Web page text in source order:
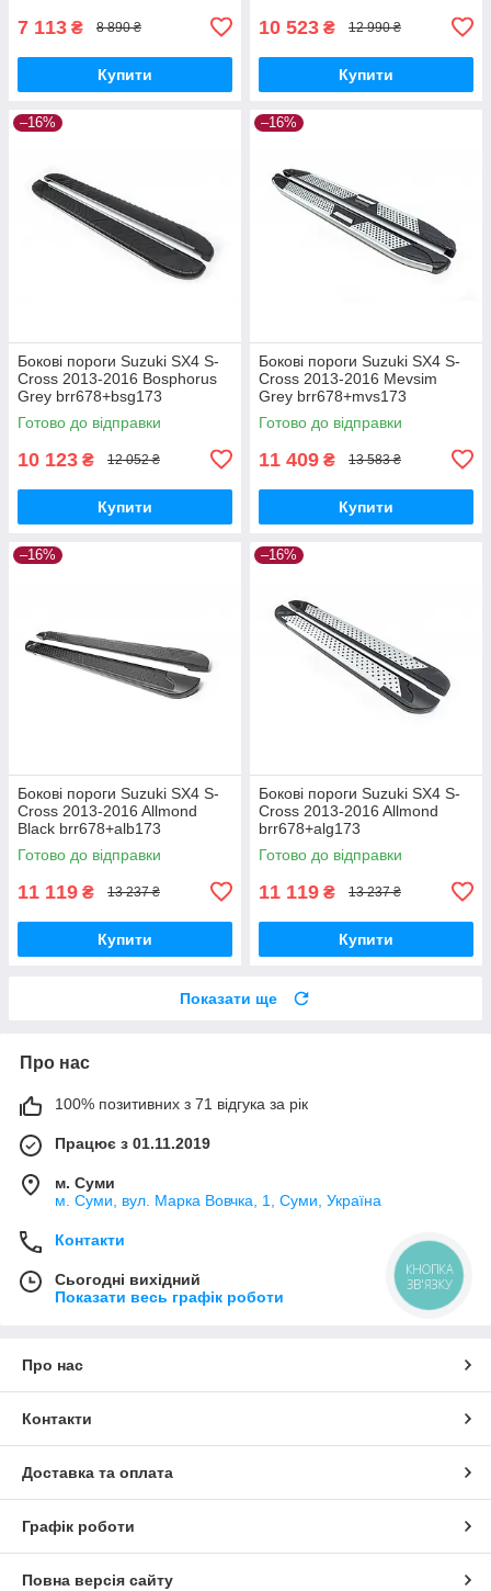
7 113 ₴ 8 890 ₴
Купити
10 523 ₴ 12 990 ₴
Купити
–16%
Бокові пороги Suzuki SX4 S-
Cross 2013-2016 Bosphorus
Grey brr678+bsg173
Готово до відправки
10 123 ₴ 12 052 ₴
Купити
–16%
Бокові пороги Suzuki SX4 S-
Cross 2013-2016 Mevsim
Grey brr678+mvs173
Готово до відправки
11 409 ₴ 13 583 ₴
Купити
–16%
Бокові пороги Suzuki SX4 S-
Cross 2013-2016 Allmond
Black brr678+alb173
Готово до відправки
11 119 ₴ 13 237 ₴
Купити
–16%
Бокові пороги Suzuki SX4 S-
Cross 2013-2016 Allmond
brr678+alg173
Готово до відправки
11 119 ₴ 13 237 ₴
Купити
Показати ще
Про нас
100% позитивних з 71 відгука за рік
Працює з 01.11.2019
м. Суми
м. Суми, вул. Марка Вовчка, 1, Суми, Україна
Контакти
Сьогодні вихідний
Показати весь графік роботи
Про нас
Контакти
Доставка та оплата
Графік роботи
Повна версія сайту
КНОПКА
ЗВ'ЯЗКУ